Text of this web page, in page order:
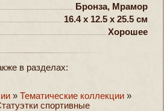
Бронза, Мрамор
16.4 x 12.5 x 25.5 см
Хорошее
в разделах:
» Тематические коллекции »
спортивные